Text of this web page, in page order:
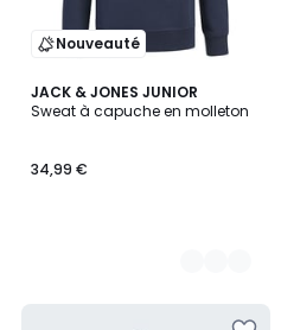
Nouveauté
JACK & JONES JUNIOR
Sweat à capuche en molleton
34,99 €
3
Couleurs